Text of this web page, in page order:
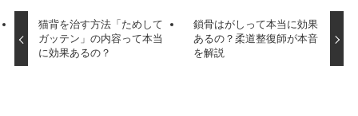
猫背を治す方法「ためして
ガッテン」の内容って本当
に効果あるの？
鎖骨はがしって本当に効果
あるの？柔道整復師が本音
を解説